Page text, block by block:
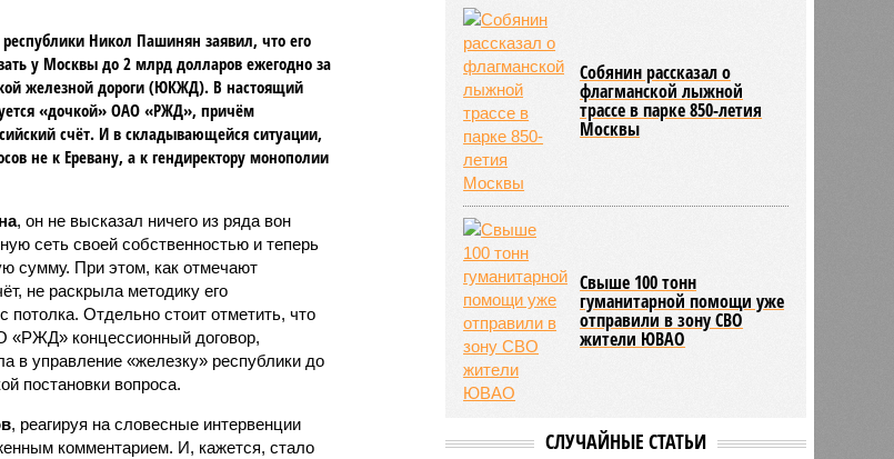
республики Никол Пашинян заявил, что его
у Москвы до 2 млрд долларов ежегодно за
железной дороги (ЮКЖД). В настоящий
«дочкой» ОАО «РЖД», причём
счёт. И в складывающейся ситуации,
не к Еревану, а к гендиректору монополии
, он не высказал ничего из ряда вон
сеть своей собственностью и теперь
сумму. При этом, как отмечают
не раскрыла методику его
Отдельно стоит отметить, что
«РЖД» концессионный договор,
в управление «железку» республики до
постановки вопроса.
, реагируя на словесные интервенции
комментарием. И, кажется, стало
Собянин рассказал о
флагманской лыжной
трассе в парке 850-летия
Москвы
Свыше 100 тонн
гуманитарной помощи уже
отправили в зону СВО
жители ЮВАО
СЛУЧАЙНЫЕ СТАТЬИ